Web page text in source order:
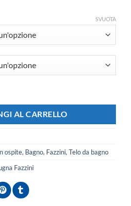
SVUOTA
AL CARRELLO
ospite, Bagno, Fazzini, Telo da bagno
Fazzini